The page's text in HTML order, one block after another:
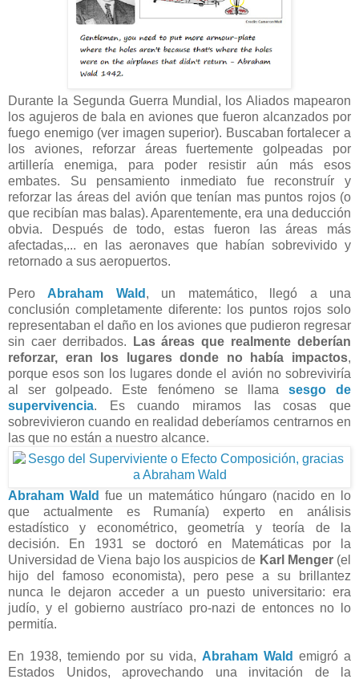
Durante la Segunda Guerra Mundial, los Aliados mapearon
los agujeros de bala en aviones que fueron alcanzados por
fuego enemigo (ver imagen superior). Buscaban fortalecer a
los aviones, reforzar áreas fuertemente golpeadas por
artillería enemiga, para poder resistir aún más esos
embates. Su pensamiento inmediato fue reconstruír y
reforzar las áreas del avión que tenían mas puntos rojos (o
que recibían mas balas). Aparentemente, era una deducción
obvia. Después de todo, estas fueron las áreas más
afectadas,... en las aeronaves que habían sobrevivido y
retornado a sus aeropuertos.
Pero Abraham Wald , un matemático, llegó a una
conclusión completamente diferente: los puntos rojos solo
representaban el daño en los aviones que pudieron regresar
sin caer derribados.
Las áreas que realmente deberían
reforzar, eran los lugares donde no había impactos,
porque esos son los lugares donde el avión no sobreviviría
al ser golpeado. Este fenómeno se llama sesgo de
supervivencia. Es cuando miramos las cosas que
sobrevivieron cuando en realidad deberíamos centrarnos en
las que no están a nuestro alcance.
Abraham Wald fue un matemático húngaro (nacido en lo
que actualmente es Rumanía) experto en análisis
estadístico y econométrico, geometría y teoría de la
decisión. En 1931 se doctoró en Matemáticas por la
Universidad de Viena bajo los auspicios de Karl Menger(el
hijo del famoso economista), pero pese a su brillantez
nunca le dejaron acceder a un puesto universitario: era
judío, y el gobierno austríaco pro-nazi de entonces no lo
permitía.
En 1938, temiendo por su vida, Abraham Wald emigró a
Estados Unidos, aprovechando una invitación de la